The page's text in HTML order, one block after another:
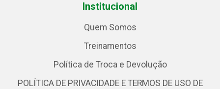
Institucional
Quem Somos
Treinamentos
Política de Troca e Devolução
POLÍTICA DE PRIVACIDADE E TERMOS DE USO DE